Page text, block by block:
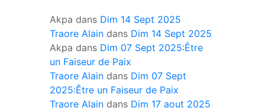
Akpa dans Dim 14 Sept 2025
Traore Alain dans Dim 14 Sept 2025
Akpa dans Dim 07 Sept 2025:Être
un Faiseur de Paix
Traore Alain dans Dim 07 Sept
2025:Être un Faiseur de Paix
Traore Alain dans Dim 17 aout 2025